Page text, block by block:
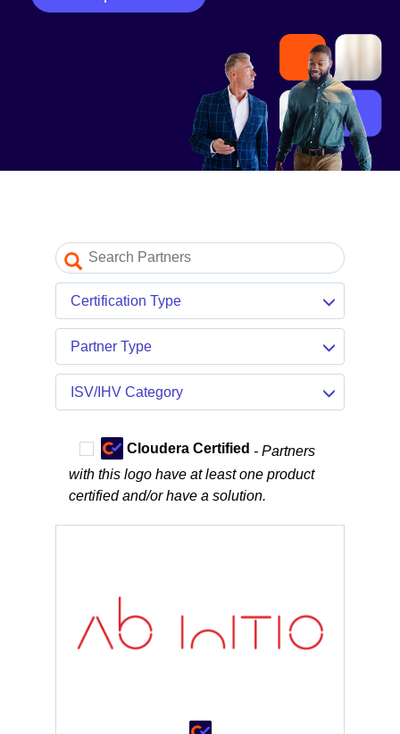
Partner newsletter
Certification Type
Partner Type
ISV/IHV Category
Cloudera Certified - Partners
with this logo have at least one product
certified and/or have a solution.